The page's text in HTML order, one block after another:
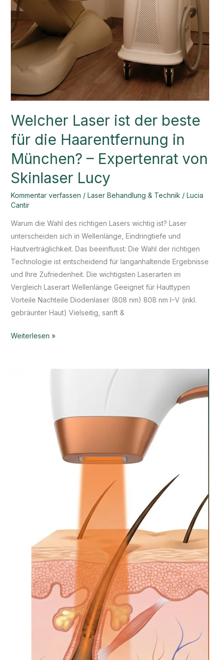
Welcher Laser ist der beste
für die Haarentfernung in
München? – Expertenrat von
Skinlaser Lucy
Kommentar verfassen / Laser Behandlung & Technik / Lucia
Cantir
Warum die Wahl des richtigen Lasers wichtig ist? Laser
unterscheiden sich in Wellenlänge, Eindringtiefe und
Hautverträglichkeit. Das beeinflusst: Die Wahl der richtigen
Technologie ist entscheidend für langanhaltende Ergebnisse
und Ihre Zufriedenheit. Die wichtigsten Laserarten im
Vergleich Laserart Wellenlänge Geeignet für Hauttypen
Vorteile Nachteile Diodenlaser (808 nm) 808 nm I–V (inkl.
gebräunter Haut) Vielseitig, sanft &
Weiterlesen »
Haarentfernung?